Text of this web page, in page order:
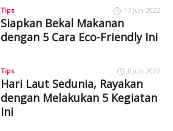
Tips 17 Jun 2022
Siapkan Bekal Makanan
dengan 5 Cara Eco-Friendly Ini
Tips 8 Jun 2022
Hari Laut Sedunia, Rayakan
dengan Melakukan 5 Kegiatan
Ini